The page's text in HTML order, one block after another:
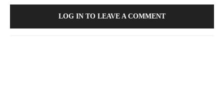
LOG IN TO LEAVE A COMMENT